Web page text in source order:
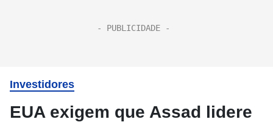
Investidores
EUA exigem que Assad lidere